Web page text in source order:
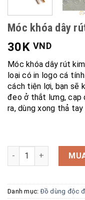
Móc khóa dây
30K VND
Móc khóa dây rút
loại có in logo cá
cách tiện lợi, bạn sẽ
đeo ở thắt lưng, cạp
ra, dùng xong thả
Móc khóa dây rút
Danh mục:Đồ dùng độc